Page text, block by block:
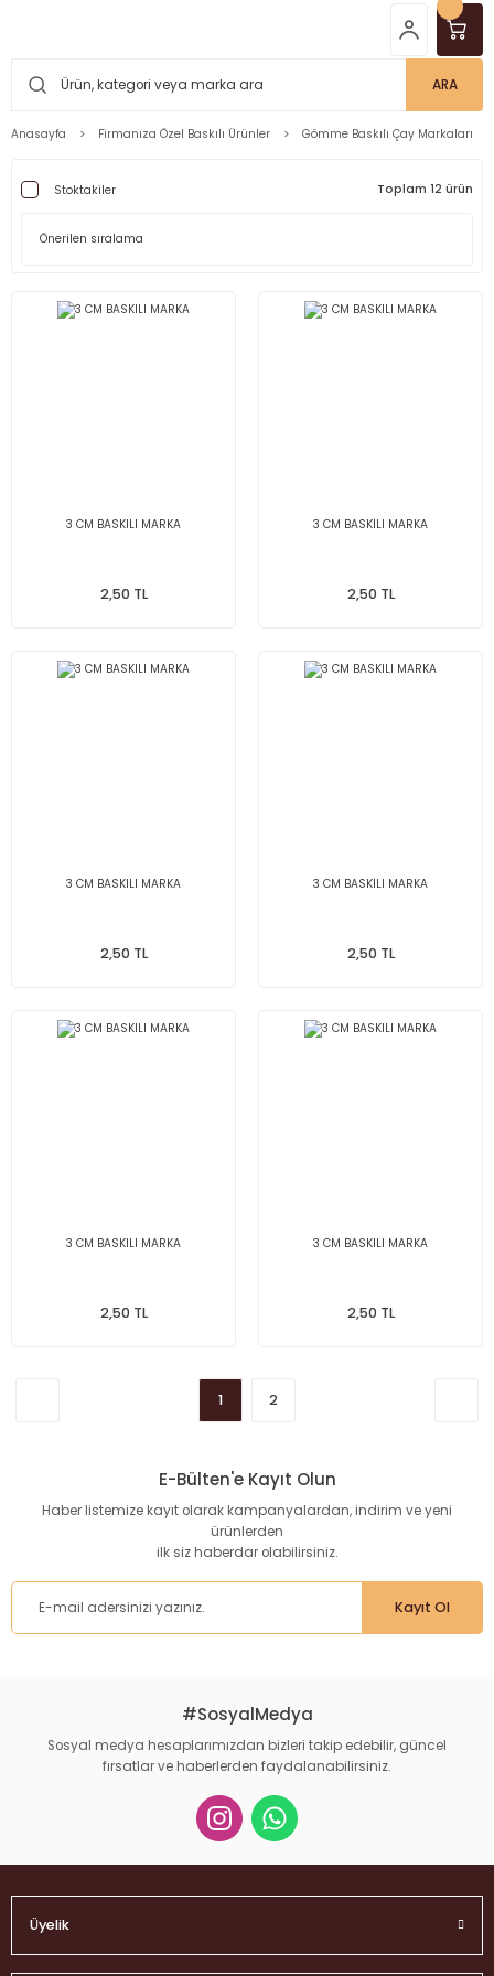
ARA
Anasayfa Firmanıza Özel Baskılı Ürünler Gömme Baskılı Çay Markaları
Stoktakiler Toplam 12 ürün
3 CM BASKILI MARKA
2,50 TL
3 CM BASKILI MARKA
2,50 TL
3 CM BASKILI MARKA
2,50 TL
3 CM BASKILI MARKA
2,50 TL
3 CM BASKILI MARKA
2,50 TL
3 CM BASKILI MARKA
2,50 TL
1 2
E-Bülten'e Kayıt Olun
Haber listemize kayıt olarak kampanyalardan, indirim ve yeni
ürünlerden
ilk siz haberdar olabilirsiniz.
Kayıt Ol
#SosyalMedya
Sosyal medya hesaplarımızdan bizleri takip edebilir, güncel
fırsatlar ve haberlerden faydalanabilirsiniz.
Üyelik